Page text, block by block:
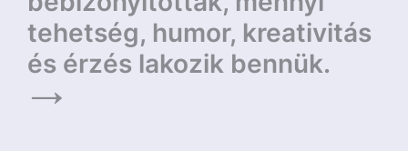
tehetség, humor, kreativitás
és érzés lakozik bennük.